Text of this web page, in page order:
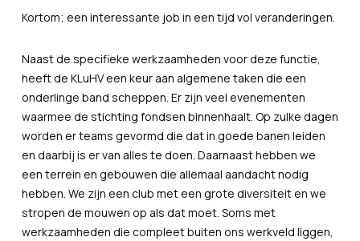
Kortom; een interessante job in een tijd vol veranderingen.
Naast de specifieke werkzaamheden voor deze functie,
heeft de KLuHV een keur aan algemene taken die een
onderlinge band scheppen. Er zijn veel evenementen
waarmee de stichting fondsen binnenhaalt. Op zulke dagen
worden er teams gevormd die dat in goede banen leiden
en daarbij is er van alles te doen. Daarnaast hebben we
een terrein en gebouwen die allemaal aandacht nodig
hebben. We zijn een club met een grote diversiteit en we
stropen de mouwen op als dat moet. Soms met
werkzaamheden die compleet buiten ons werkveld liggen,